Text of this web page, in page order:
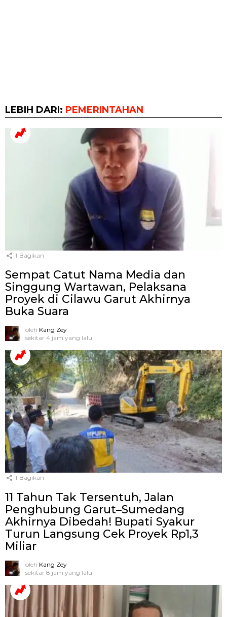
LEBIH DARI: PEMERINTAHAN
1 Bagikan
Sempat Catut Nama Media dan
Singgung Wartawan, Pelaksana
Proyek di Cilawu Garut Akhirnya
Buka Suara
oleh Kang Zey
sekitar 4 jam yang lalu
1 Bagikan
11 Tahun Tak Tersentuh, Jalan
Penghubung Garut–Sumedang
Akhirnya Dibedah! Bupati Syakur
Turun Langsung Cek Proyek Rp1,3
Miliar
oleh Kang Zey
sekitar 8 jam yang lalu